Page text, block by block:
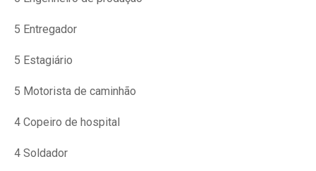
5 Entregador
5 Estagiário
5 Motorista de caminhão
4 Copeiro de hospital
4 Soldador